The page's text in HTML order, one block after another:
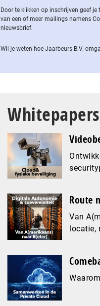
Door te klikken op inschrijven geef
van een of meer mailings namens
nieuwsbrief.
Wil je weten hoe Jaarbeurs B.V.
Whitepapers
Route
Van
locatie,